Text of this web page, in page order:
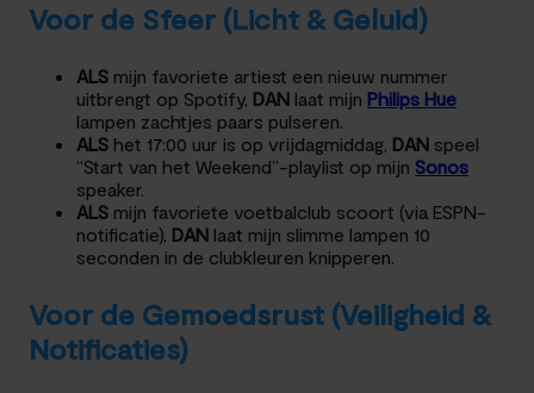
Voor de Sfeer (Licht & Geluid)
ALS mijn favoriete artiest een nieuw nummer
uitbrengt op Spotify, DAN laat mijn Philips Hue
lampen zachtjes paars pulseren.
ALS het 17:00 uur is op vrijdagmiddag, DAN speel
“Start van het Weekend”-playlist op mijn Sonos
speaker.
ALS mijn favoriete voetbalclub scoort (via ESPN-
notificatie), DAN laat mijn slimme lampen 10
seconden in de clubkleuren knipperen.
Voor de Gemoedsrust (Veiligheid &
Notificaties)